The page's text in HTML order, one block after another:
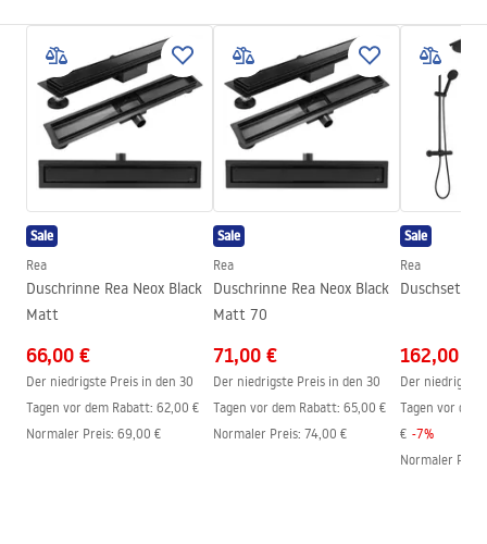
Tür Öffnungsmethode
Duschtürmasse
90
Türrichtung
universell
Glasdicke
6 mm
Duschtürhöhe
200cm
Eingangsbreite
60 cm
Profilen Material
Griffe Material
Aluminium
Richtung der Öffnung
nach außen
Easy Clean Beschichtung
ja, auf einer Seite der Scheibe
Profilenausführung
Schwarz
Profile Regulierung
2 cm
Sale
Rea
Duschrinne Rea Neox Black
Matt
66,00 €
Der niedrigste Preis in den 30
Tagen vor dem Rabatt: 62,00 €
Normaler Preis: 69,00 €
Sale
Rea
Duschrinne Rea Neox Black
Matt 70
71,00 €
Der niedrigste Preis in den 30
Tagen vor dem Rabatt: 65,00 €
Normaler Preis: 74,00 €
Sale
Rea
Duschset
162,00 €
Der niedrigste
Tagen vor dem
€ -7%
Normaler Preis